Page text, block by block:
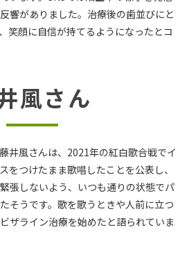
響がありました。治療後の歯並びにと
笑顔に自信が持てるようになったとコ
風さん
井風さんは、2021年の紅白歌合戦でイ
をつけたまま歌唱したことを公表し、
張しないよう、いつも通りの状態でパ
そうです。歌を歌うときや人前に立つ
ザライン治療を始めたと語られていま